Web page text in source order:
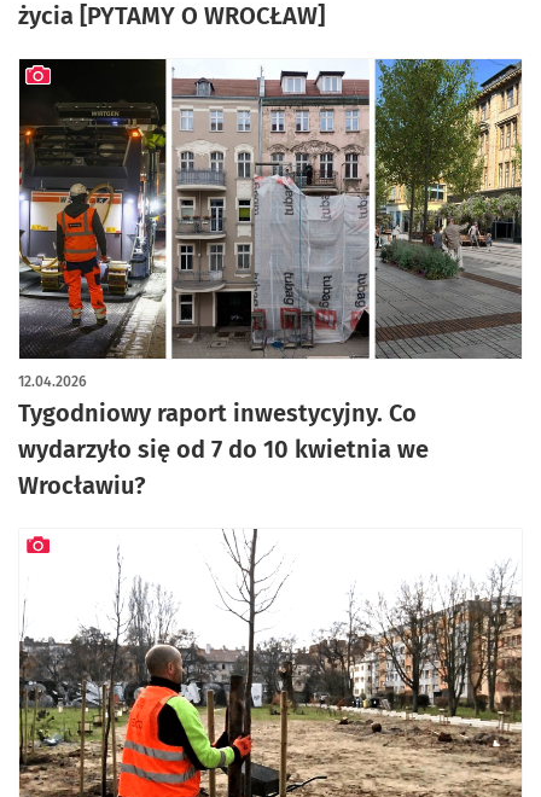
życia [PYTAMY O WROCŁAW]
Tygodniowy raport inwestycyjny. Co
wydarzyło się od 7 do 10 kwietnia we
Wrocławiu?
12.04.2026
artykuł z galerią zdjęć